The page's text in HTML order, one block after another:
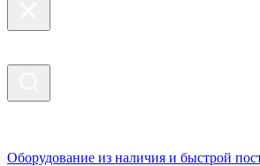
Оборудование из наличия и быстрой